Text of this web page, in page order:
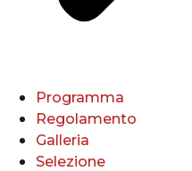
Programma
Regolamento
Galleria
Selezione